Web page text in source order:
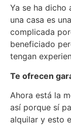
Ya se ha dicho
una casa es
complicada
beneficiado
tengan
Te ofrecen
Ahora está la
así porque sí
alquilar y esto